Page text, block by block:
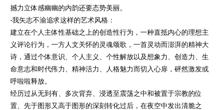
撼力立体感幽幽的内韵还要态势美丽。
·我矢志不渝追求这样的艺术风格：
建立在个人主体性基础之上的创造性行为，一种直抵内心的理想主
义评论行为，一方人文关怀的灵魂颂歌，一首灵动而澎湃的精神大
诗，通过个体意识、个人主义、个性解放以及想象力、创造力、生
命意志和时代伟力、精神活力、人格魅力而切入心扉，砰然激发或
呼啦啦释放。
经历过从无到有、多次背弃、浸透至震荡之中和被置于宗教的位
置、先于图形又高于图形的深刻转化过后，在夜空中发出清脆之